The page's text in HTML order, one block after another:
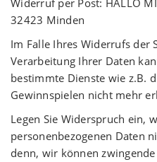
Widerruf per Post: HALLO
32423 Minden
Im Falle Ihres Widerrufs der
Verarbeitung Ihrer Daten
bestimmte Dienste wie z.B.
Gewinnspielen nicht mehr
Legen Sie Widerspruch ein,
personenbezogenen Daten
denn, wir können